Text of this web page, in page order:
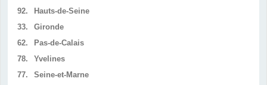
92.
Hauts-de-Seine
33.
Gironde
62.
Pas-de-Calais
78.
Yvelines
77.
Seine-et-Marne